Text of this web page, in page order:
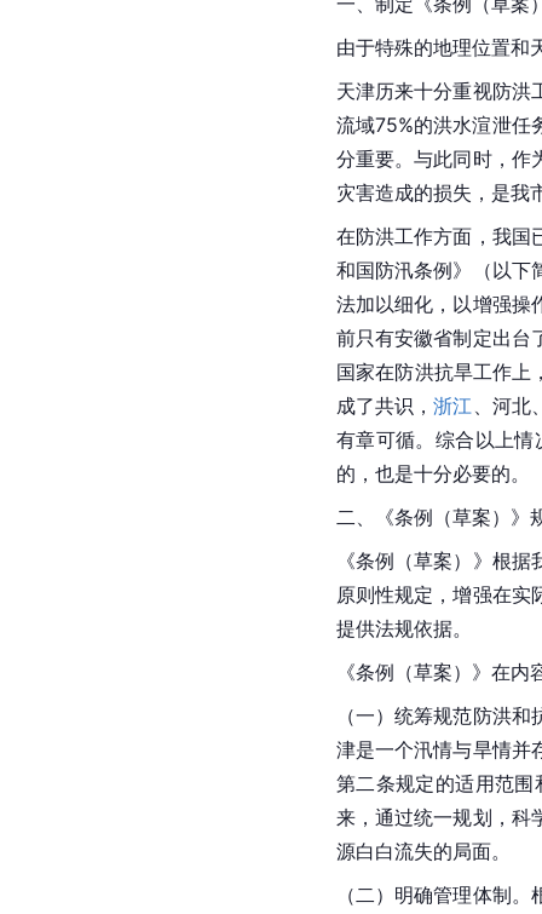
由于特殊的地理位置和
天津历来十分重视防洪
流域75%的洪水渲泄任
分重要。与此同时，作
灾害造成的损失，是我
在防洪工作方面，我国
和国防汛条例》（以下
法加以细化，以增强操
前只有安徽省制定出台
国家在防洪抗旱工作上
成了共识，浙江 、河北
有章可循。综合以上
的，也是十分必要的。
二、《条例（草案）》
《条例（草案）》根
原则性规定，增强在实
提供法规依据。
《条例（草案）》在
（一）统筹规范防洪
津是一个汛情与旱情并
第二条规定的适用范
来，通过统一规划，科
源白白流失的局面。
（二）明确管理体制